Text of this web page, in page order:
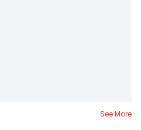
See More